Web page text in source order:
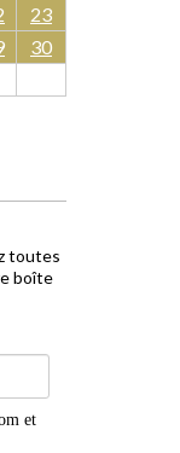
23
30
toutes
boîte
et